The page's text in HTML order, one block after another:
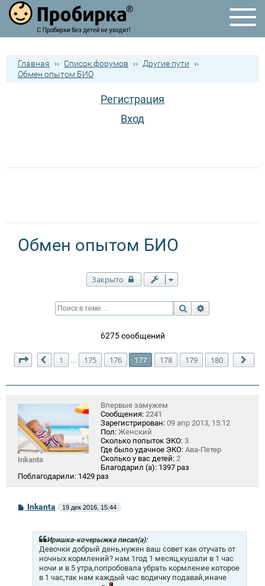
Главная ›› Список форумов ›› Другие пути
››
Обмен опытом БИО
Регистрация
Вход
Обмен опытом БИО
Закрыто
Поиск
6275 сообщений
Страница 177 из180
Пред.
1 … 175 176 177 178 179 180
Inkanta
Впервые замужем
Сообщения: 2241
Зарегистрирован: 09 апр 2013, 15:12
Пол: Женский
Сколько попыток ЭКО: 3
Где было удачное ЭКО: Ава-Петер
Сколько у вас детей: 2
Благодарил (а): 1397 раз
Поблагодарили: 1429 раз
СInkanta 19 дек 2016, 15:44
Иришка-кочерыжка писал(а):
Девочки добрый день,нужен ваш совет как отучать от
ночных кормлений? нам 1год 1 месяц,кушали в 1 час
ночи и в 5 утра,попробовала убрать кормление которое
в 1 час,так нам каждый час водичку подавай,иначе